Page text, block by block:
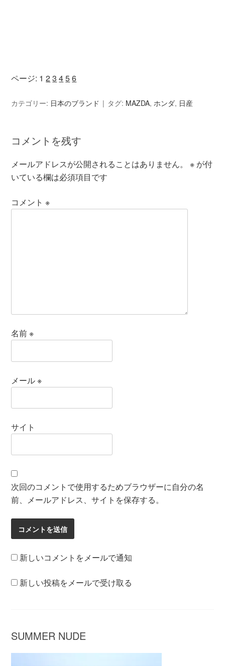
ページ: 1 23 456
カテゴリー: 日本のブランド タグ: MAZDA,ホンダ, 日産
コメントを残す
メールアドレスが公開されることはありません。 ※ が付
いている欄は必須項目です
コメント※
名前※
メール※
サイト
次回のコメントで使用するためブラウザーに自分の名
前、メールアドレス、サイトを保存する。
新しいコメントをメールで通知
新しい投稿をメールで受け取る
SUMMER NUDE